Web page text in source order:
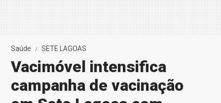
Saúde SETE LAGOAS
Vacimóvel intensifica
campanha de vacinação